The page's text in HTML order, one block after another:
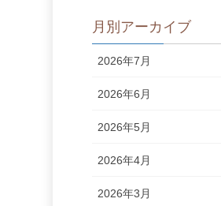
月別アーカイブ
2026年7月
2026年6月
2026年5月
2026年4月
2026年3月